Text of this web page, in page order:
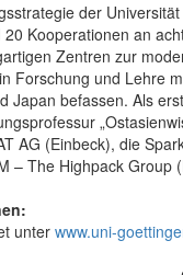
der
Kooperationen an
Zentren zur
Forschung und Lehre
Japan befassen. Als
AG (Einbeck), die
– The Highpack
unter www.uni-